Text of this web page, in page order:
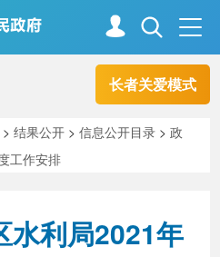
长者关爱模式
走进资阳
>结果公开 >信息公开目录 >政
工作安排
水利局2021年